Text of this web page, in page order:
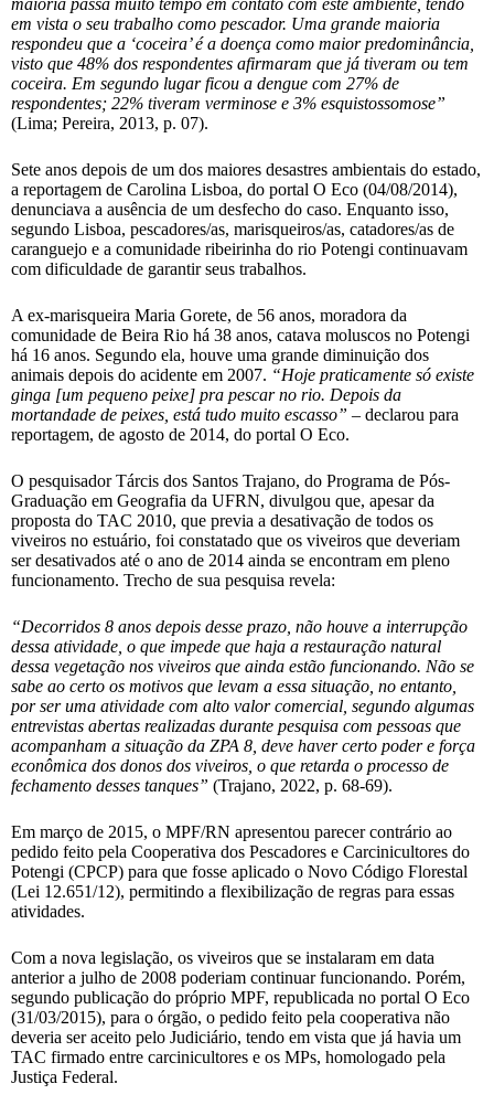
em vista o seu trabalho como pescador. Uma grande maioria
respondeu que a ‘coceira’ é a doença como maior predominância,
visto que 48% dos respondentes afirmaram que já tiveram ou tem
coceira. Em segundo lugar ficou a dengue com 27% de
respondentes; 22% tiveram verminose e 3% esquistossomose”
(Lima; Pereira, 2013, p. 07).
Sete anos depois de um dos maiores desastres ambientais do estado,
a reportagem de Carolina Lisboa, do portal O Eco (04/08/2014),
denunciava a ausência de um desfecho do caso. Enquanto isso,
segundo Lisboa, pescadores/as, marisqueiros/as, catadores/as de
caranguejo e a comunidade ribeirinha do rio Potengi continuavam
com dificuldade de garantir seus trabalhos.
A ex-marisqueira Maria Gorete, de 56 anos, moradora da
comunidade de Beira Rio há 38 anos, catava moluscos no Potengi
há 16 anos. Segundo ela, houve uma grande diminuição dos
animais depois do acidente em 2007. “Hoje praticamente só existe
ginga [um pequeno peixe] pra pescar no rio. Depois da
mortandade de peixes, está tudo muito escasso” – declarou para
reportagem, de agosto de 2014, do portal O Eco.
O pesquisador Tárcis dos Santos Trajano, do Programa de Pós-
Graduação em Geografia da UFRN, divulgou que, apesar da
proposta do TAC 2010, que previa a desativação de todos os
viveiros no estuário, foi constatado que os viveiros que deveriam
ser desativados até o ano de 2014 ainda se encontram em pleno
funcionamento. Trecho de sua pesquisa revela:
“Decorridos 8 anos depois desse prazo, não houve a interrupção
dessa atividade, o que impede que haja a restauração natural
dessa vegetação nos viveiros que ainda estão funcionando. Não se
sabe ao certo os motivos que levam a essa situação, no entanto,
por ser uma atividade com alto valor comercial, segundo algumas
entrevistas abertas realizadas durante pesquisa com pessoas que
acompanham a situação da ZPA 8, deve haver certo poder e força
econômica dos donos dos viveiros, o que retarda o processo de
fechamento desses tanques” (Trajano, 2022, p. 68-69).
Em março de 2015, o MPF/RN apresentou parecer contrário ao
pedido feito pela Cooperativa dos Pescadores e Carcinicultores do
Potengi (CPCP) para que fosse aplicado o Novo Código Florestal
(Lei 12.651/12), permitindo a flexibilização de regras para essas
atividades.
Com a nova legislação, os viveiros que se instalaram em data
anterior a julho de 2008 poderiam continuar funcionando. Porém,
segundo publicação do próprio MPF, republicada no portal O Eco
(31/03/2015), para o órgão, o pedido feito pela cooperativa não
deveria ser aceito pelo Judiciário, tendo em vista que já havia um
TAC firmado entre carcinicultores e os MPs, homologado pela
Justiça Federal.